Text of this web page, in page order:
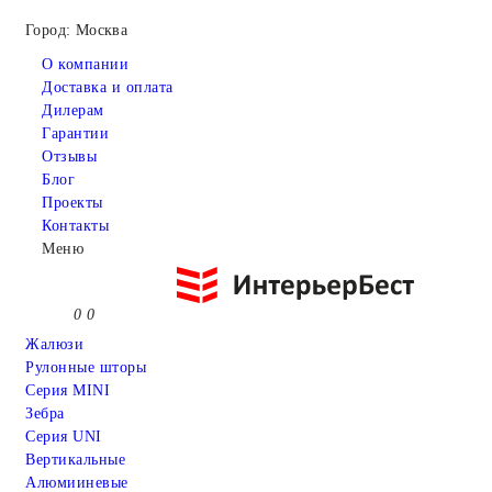
Город: Москва
О компании
Доставка и оплата
Дилерам
Гарантии
Отзывы
Блог
Проекты
Контакты
Меню
0 0
Жалюзи
Рулонные шторы
Серия MINI
Зебра
Серия UNI
Вертикальные
Алюмииневые